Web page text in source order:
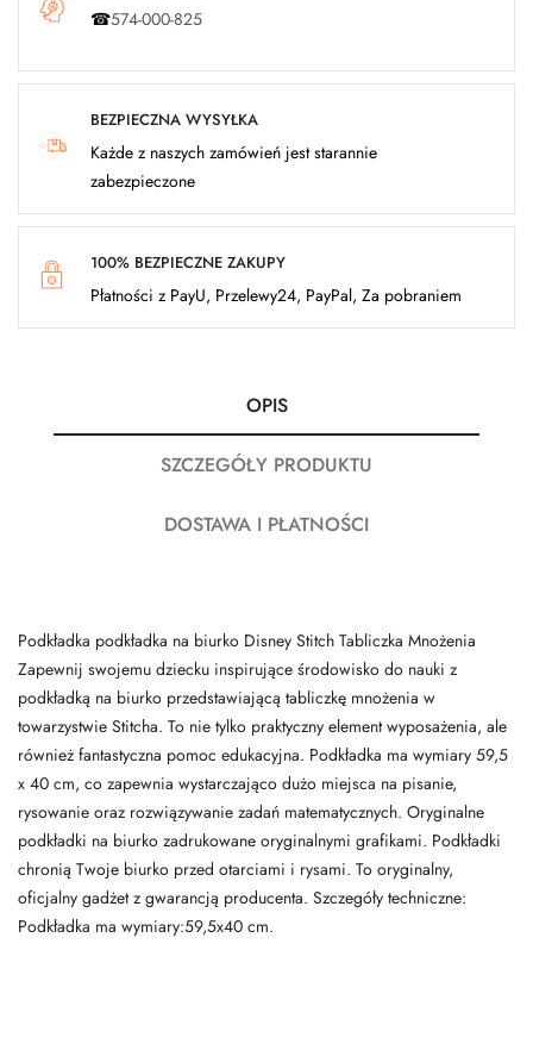
☎574-000-825
BEZPIECZNA WYSYŁKA
Każde z naszych zamówień jest starannie
zabezpieczone
100% BEZPIECZNE ZAKUPY
Płatności z PayU, Przelewy24, PayPal, Za pobraniem
OPIS
SZCZEGÓŁY PRODUKTU
DOSTAWA I PŁATNOŚCI
Podkładka podkładka na biurko Disney Stitch Tabliczka Mnożenia
Zapewnij swojemu dziecku inspirujące środowisko do nauki z
podkładką na biurko przedstawiającą tabliczkę mnożenia w
towarzystwie Stitcha. To nie tylko praktyczny element wyposażenia, ale
również fantastyczna pomoc edukacyjna. Podkładka ma wymiary 59,5
x 40 cm, co zapewnia wystarczająco dużo miejsca na pisanie,
rysowanie oraz rozwiązywanie zadań matematycznych. Oryginalne
podkładki na biurko zadrukowane oryginalnymi grafikami. Podkładki
chronią Twoje biurko przed otarciami i rysami. To oryginalny,
oficjalny gadżet z gwarancją producenta. Szczegóły techniczne:
Podkładka ma wymiary:59,5x40 cm.